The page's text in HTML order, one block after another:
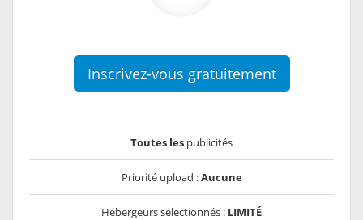
Inscrivez-vous gratuitement
Toutes les publicités
Priorité upload :Aucune
Hébergeurs sélectionnés : LIMITÉ